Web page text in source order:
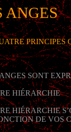
PRINCIPES
SONT
HIÉRARCHIE
HIÉRARCHIE
DE VOS